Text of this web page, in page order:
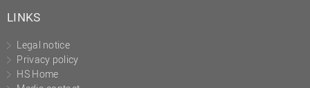
LINKS
Legal notice
Privacy policy
HS Home